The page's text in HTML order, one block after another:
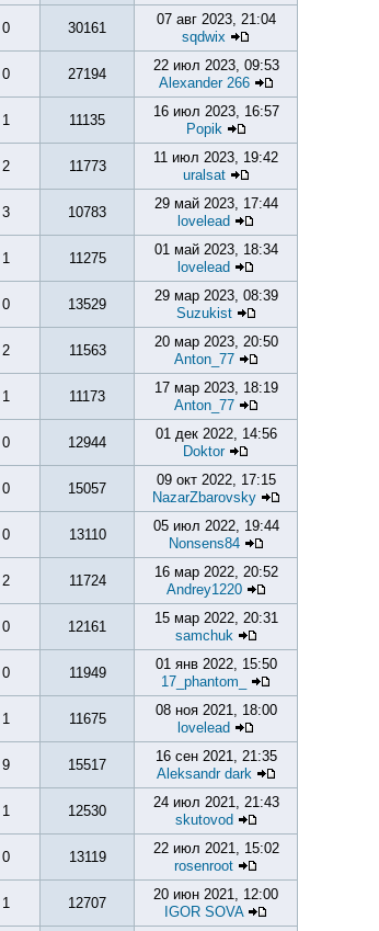
0 30161
07 авг 2023, 21:04
sqdwix
0 27194
22 июл 2023, 09:53
Alexander 266
1 11135
16 июл 2023, 16:57
Popik
2 11773
11 июл 2023, 19:42
uralsat
3 10783
29 май 2023, 17:44
lovelead
1 11275
01 май 2023, 18:34
lovelead
0 13529
29 мар 2023, 08:39
Suzukist
2 11563
20 мар 2023, 20:50
Anton_77
1 11173
17 мар 2023, 18:19
Anton_77
0 12944
01 дек 2022, 14:56
Doktor
0 15057
09 окт 2022, 17:15
NazarZbarovsky
0 13110
05 июл 2022, 19:44
Nonsens84
2 11724
16 мар 2022, 20:52
Andrey1220
0 12161
15 мар 2022, 20:31
samchuk
0 11949
01 янв 2022, 15:50
17_phantom_
1 11675
08 ноя 2021, 18:00
lovelead
9 15517
16 сен 2021, 21:35
Aleksandr dark
1 12530
24 июл 2021, 21:43
skutovod
0 13119
22 июл 2021, 15:02
rosenroot
1 12707
20 июн 2021, 12:00
IGOR SOVA